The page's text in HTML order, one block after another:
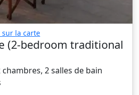
sur la carte
(2-bedroom traditional
2 salles de bain